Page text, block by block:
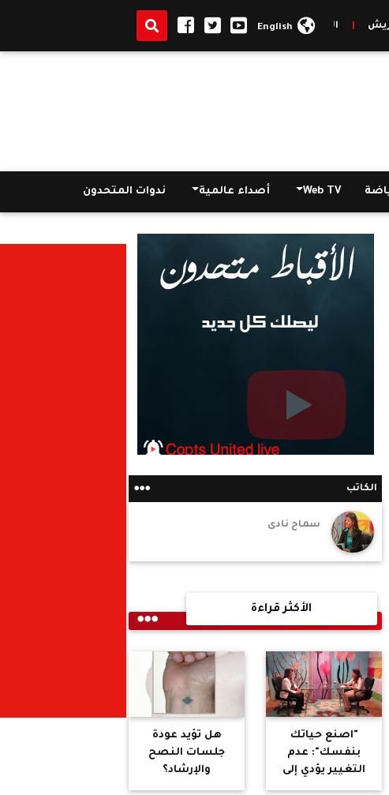
الداخلية: القبض على 29 من مثيري الشغب في الجامعاتEnglish
Web TV أصداء عالمية ندوات المتحدون
الكاتب
سماح نادى
الأكثر قراءة
"اصنع حياتك
بنفسك": عدم
التغيير يؤدي إلى
الفناء
هل تؤيد عودة
جلسات النصح
والإرشاد؟